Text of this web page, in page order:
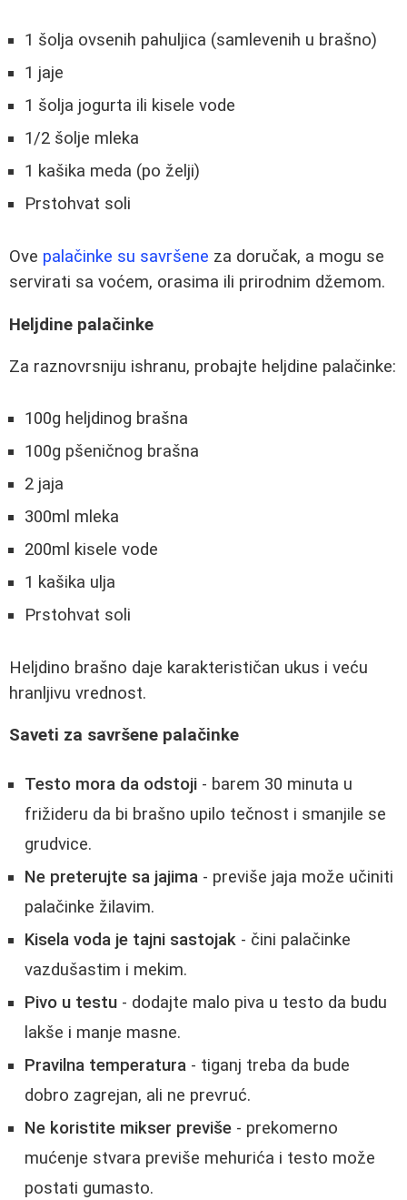
1 šolja ovsenih pahuljica (samlevenih u brašno)
1 jaje
1 šolja jogurta ili kisele vode
1/2 šolje mleka
1 kašika meda (po želji)
Prstohvat soli
Ove palačinke su savršene za doručak, a mogu se
servirati sa voćem, orasima ili prirodnim džemom.
Heljdine palačinke
Za raznovrsniju ishranu, probajte heljdine palačinke:
100g heljdinog brašna
100g pšeničnog brašna
2 jaja
300ml mleka
200ml kisele vode
1 kašika ulja
Prstohvat soli
Heljdino brašno daje karakterističan ukus i veću
hranljivu vrednost.
Saveti za savršene palačinke
Testo mora da odstoji - barem 30 minuta u
frižideru da bi brašno upilo tečnost i smanjile se
grudvice.
Ne preterujte sa jajima - previše jaja može učiniti
palačinke žilavim.
Kisela voda je tajni sastojak - čini palačinke
vazdušastim i mekim.
Pivo u testu - dodajte malo piva u testo da budu
lakše i manje masne.
Pravilna temperatura - tiganj treba da bude
dobro zagrejan, ali ne prevruć.
Ne koristite mikser previše - prekomerno
mućenje stvara previše mehurića i testo može
postati gumasto.